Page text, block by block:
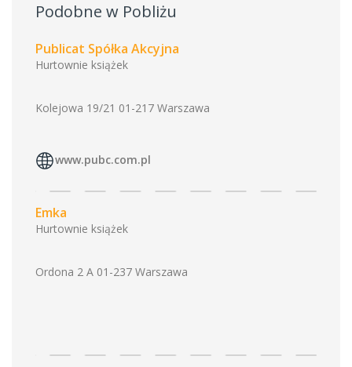
Podobne w Pobliżu
Publicat Spółka Akcyjna
Hurtownie książek
Kolejowa 19/21 01-217 Warszawa
www.pubc.com.pl
Emka
Hurtownie książek
Ordona 2 A 01-237 Warszawa